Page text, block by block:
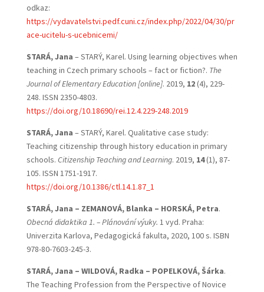
odkaz:
https://vydavatelstvi.pedf.cuni.cz/index.php/2022/04/30/pr
ace-ucitelu-s-ucebnicemi/
STARÁ, Jana – STARÝ, Karel. Using learning objectives when
teaching in Czech primary schools – fact or fiction?. The
Journal of Elementary Education [online]. 2019, 12(4), 229-
248. ISSN 2350-4803.
https://doi.org/10.18690/rei.12.4.229-248.2019
STARÁ, Jana – STARÝ, Karel. Qualitative case study:
Teaching citizenship through history education in primary
schools. Citizenship Teaching and Learning. 2019, 14(1), 87-
105. ISSN 1751-1917.
https://doi.org/10.1386/ctl.14.1.87_1
STARÁ, Jana – ZEMANOVÁ, Blanka – HORSKÁ, Petra.
Obecná didaktika 1. – Plánování výuky. 1 vyd. Praha:
Univerzita Karlova, Pedagogická fakulta, 2020, 100 s. ISBN
978-80-7603-245-3.
STARÁ, Jana – WILDOVÁ, Radka – POPELKOVÁ, Šárka.
The Teaching Profession from the Perspective of Novice